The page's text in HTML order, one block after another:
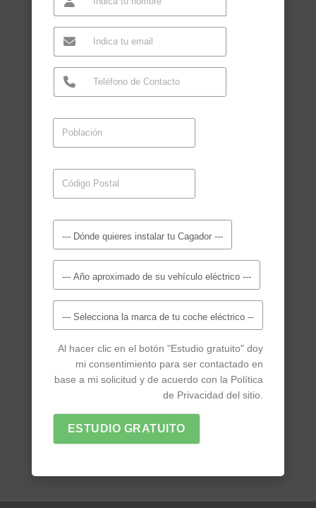
Al hacer clic en el botón "Estudio gratuito" doy
mi consentimiento para ser contactado en
base a mi solicitud y de acuerdo con la Política
de Privacidad del sitio.
ESTUDIO GRATUITO